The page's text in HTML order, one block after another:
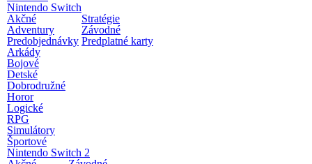
Nintendo Switch
Akčné
Adventury
Predobjednávky
Arkády
Bojové
Detské
Dobrodružné
Horor
Logické
RPG
Simulátory
Športové
Stratégie
Závodné
Predplatné karty
Nintendo Switch 2